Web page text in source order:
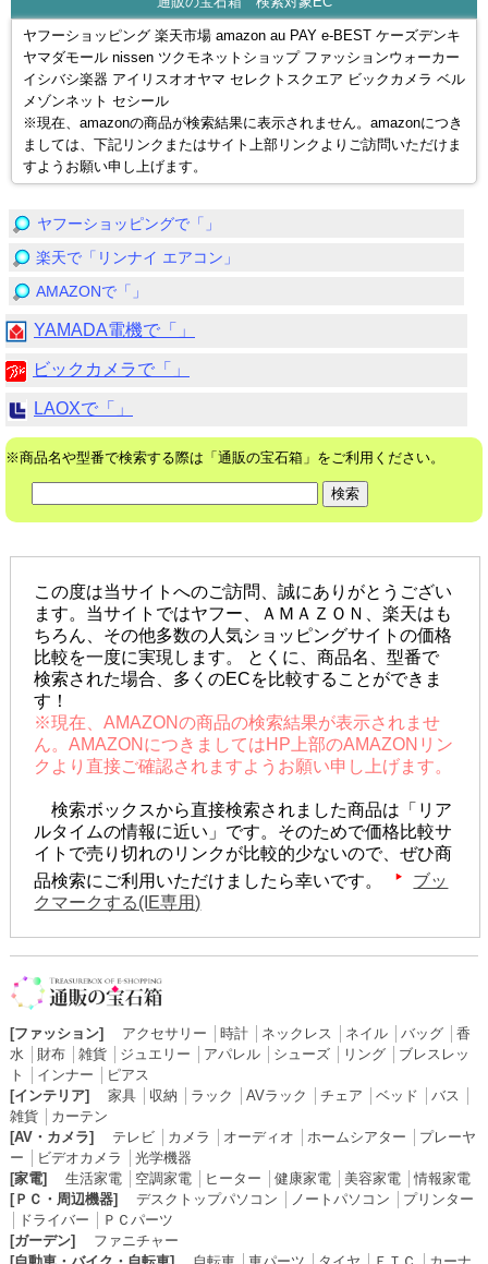
ヤフーショッピング 楽天市場 amazon au PAY e-BEST ケーズデンキ
ヤマダモール nissen ツクモネットショップ ファッションウォーカー
イシバシ楽器 アイリスオオヤマ セレクトスクエア ビックカメラ ベル
メゾンネット セシール
※現在、amazonの商品が検索結果に表示されません。amazonにつき
ましては、下記リンクまたはサイト上部リンクよりご訪問いただけま
すようお願い申し上げます。
ヤフーショッピングで「」
楽天で「リンナイ エアコン」
AMAZONで「」
YAMADA電機で「」
ビックカメラで「」
LAOXで「」
※商品名や型番で検索する際は「通販の宝石箱」をご利用ください。
この度は当サイトへのご訪問、誠にありがとうござい
ます。当サイトではヤフー、ＡＭＡＺＯＮ、楽天はも
ちろん、その他多数の人気ショッピングサイトの価格
比較を一度に実現します。 とくに、商品名、型番で
検索された場合、多くのECを比較することができま
す！
※現在、AMAZONの商品の検索結果が表示されませ
ん。AMAZONにつきましてはHP上部のAMAZONリン
クより直接ご確認されますようお願い申し上げます。
検索ボックスから直接検索されました商品は「リア
ルタイムの情報に近い」です。そのためで価格比較サ
イトで売り切れのリンクが比較的少ないので、ぜひ商
品検索にご利用いただけましたら幸いです。
ブッ
クマークする(IE専用)
[ファッション] アクセサリー 時計│ ネックレス ネイル│ バッグ│ 香
水
財布│ 雑貨│ ジュエリー アパレル│ シューズ│ リング│ ブレスレッ
ト
インナー
ピアス
[インテリア]
家具│ 収納 ラック AVラック チェア ベッド バス
雑貨│ カーテン
[AV・カメラ]
テレビ│ カメラ オーディオ ホームシアター
プレーヤ
ー
ビデオカメラ
光学機器
[家電]
生活家電│ 空調家電│ ヒーター 健康家電│ 美容家電│情報家電
[ＰＣ・周辺機器]
デスクトップパソコン ノートパソコン
プリンター
ドライバー
ＰＣパーツ
[ガーデン]
ファニチャー